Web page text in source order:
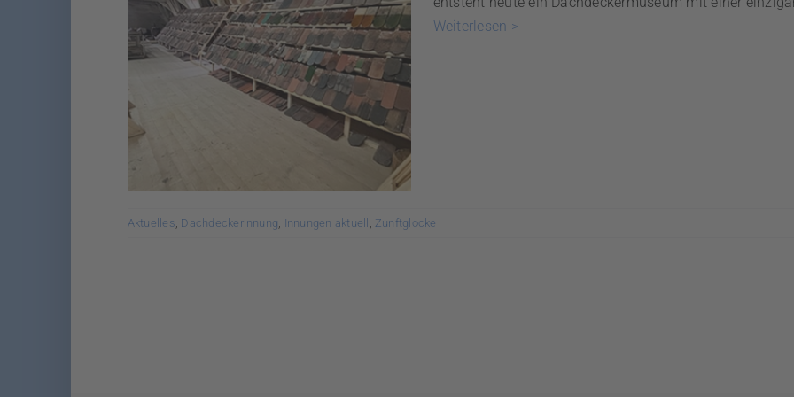
Weiterlesen >
Aktuelles, Dachdeckerinnung, Innungen aktuell , Zunftglocke